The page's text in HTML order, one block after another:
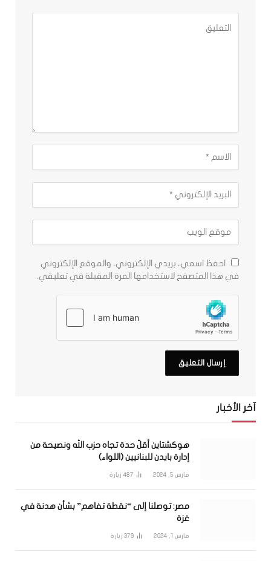
احفظ اسمي، بريدي الإلكتروني، والموقع الإلكتروني
في هذا المتصفح لاستخدامها المرة المقبلة في تعليقي.
آخر الأخبار
هوكشتاين أقلّ حدة تجاه حزب الله ونصيحة من
إدارة بايدن للبنانيين (اللواء)
مارس 5, 2024 487 زيارة
مصر: توصلنا إلى “نقطة تفاهم” بشأن هدنة في
غزة
مارس 1, 2024 379 زيارة